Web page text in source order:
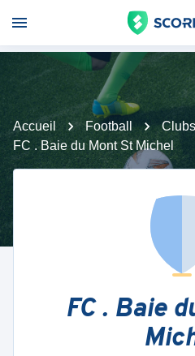
Accueil Football Clubs
FC . Baie du Mont St Michel
FC . Baie